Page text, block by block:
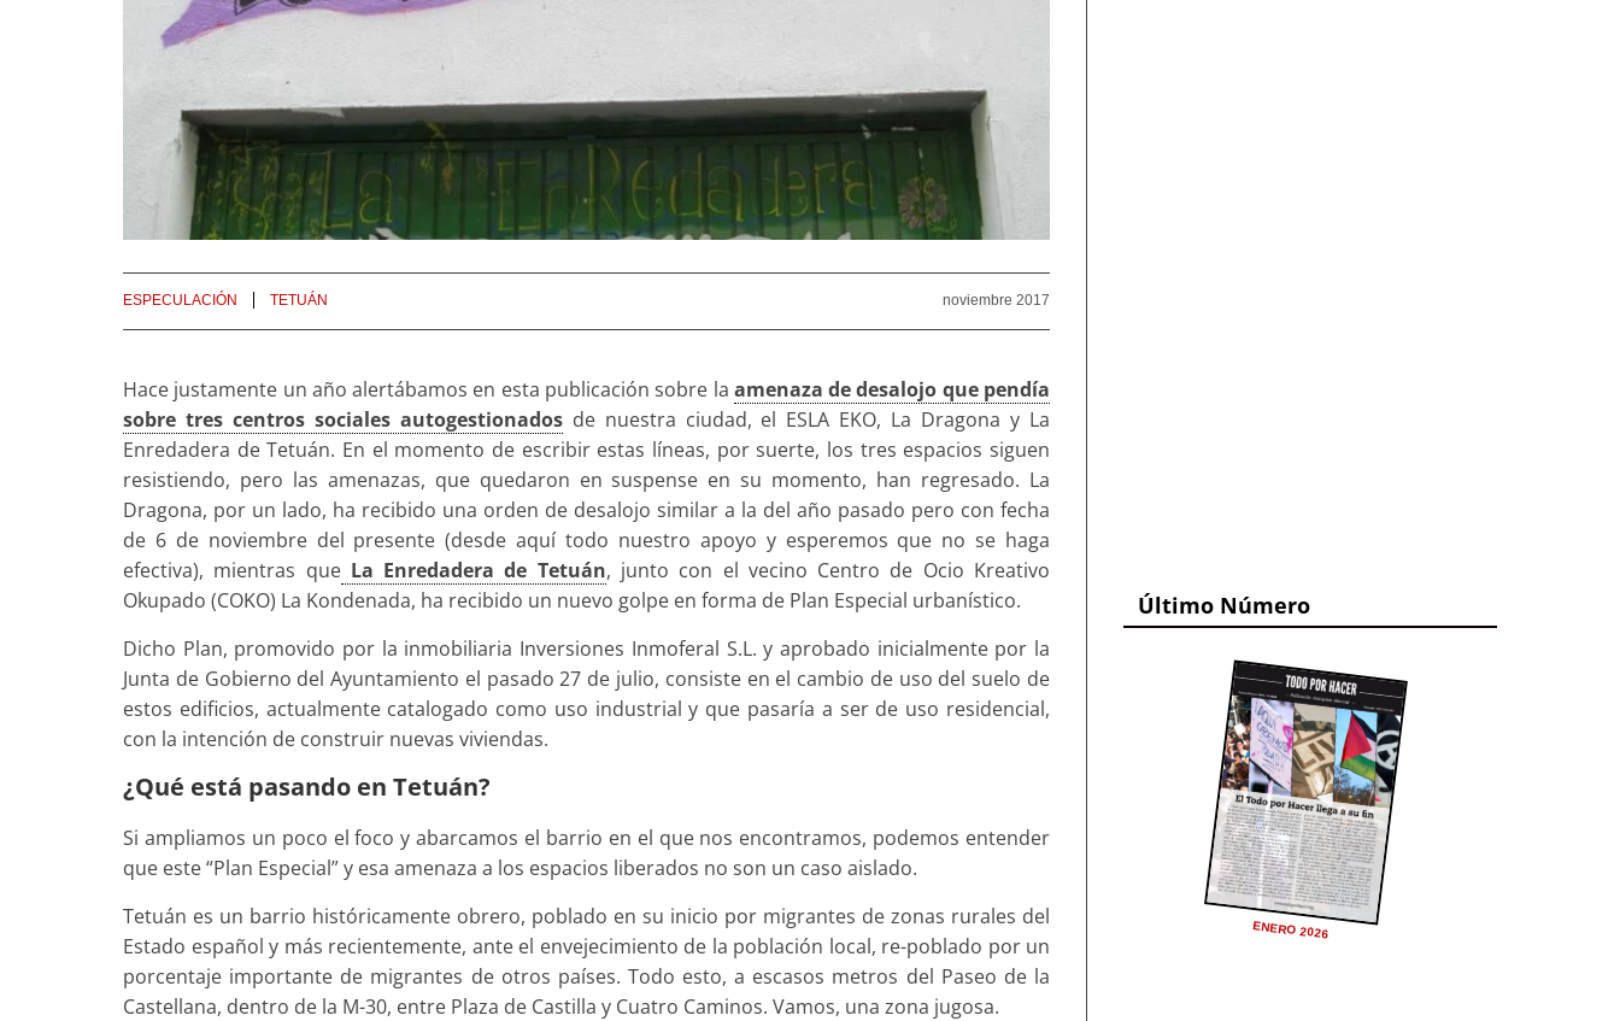
noviembre 2017
ESPECULACIÓN TETUÁN
Hace justamente un año alertábamos en esta publicación sobre la amenaza de desalojo que pendía
sobre tres centros sociales autogestionadosde nuestra ciudad, el ESLA EKO, La Dragona y La
Enredadera de Tetuán. En el momento de escribir estas líneas, por suerte, los tres espacios siguen
resistiendo, pero las amenazas, que quedaron en suspense en su momento, han regresado. La
Dragona, por un lado, ha recibido una orden de desalojo similar a la del año pasado pero con fecha
de 6 de noviembre del presente (desde aquí todo nuestro apoyo y esperemos que no se haga
efectiva), mientras queLa Enredadera de Tetuán, junto con el vecino Centro de Ocio Kreativo
Okupado (COKO) La Kondenada, ha recibido un nuevo golpe en forma de Plan Especial urbanístico.
Dicho Plan, promovido por la inmobiliaria Inversiones Inmoferal S.L. y aprobado inicialmente por la
Junta de Gobierno del Ayuntamiento el pasado 27 de julio, consiste en el cambio de uso del suelo de
estos edificios, actualmente catalogado como uso industrial y que pasaría a ser de uso residencial,
con la intención de construir nuevas viviendas.
¿Qué está pasando en Tetuán?
Si ampliamos un poco el foco y abarcamos el barrio en el que nos encontramos, podemos entender
que este “Plan Especial” y esa amenaza a los espacios liberados no son un caso aislado.
Tetuán es un barrio históricamente obrero, poblado en su inicio por migrantes de zonas rurales del
Estado español y más recientemente, ante el envejecimiento de la población local, re-poblado por un
porcentaje importante de migrantes de otros países. Todo esto, a escasos metros del Paseo de la
Castellana, dentro de la M-30, entre Plaza de Castilla y Cuatro Caminos. Vamos, una zona jugosa.
Último Número
ENERO 2026